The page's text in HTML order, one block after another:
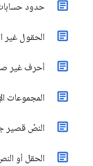
حدود
الحقول غير
أحرف غير
المجموعات
النصّ قصير
الحقل أو